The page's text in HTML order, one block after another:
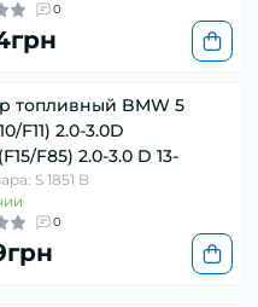
0
топливный BMW 5
F11) 2.0-3.0D
F85) 2.0-3.0 D 13-
S 1851 B
0